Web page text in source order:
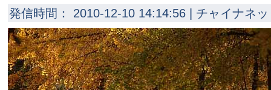
発信時間： 2010-12-10 14:14:56 | チャイナネ